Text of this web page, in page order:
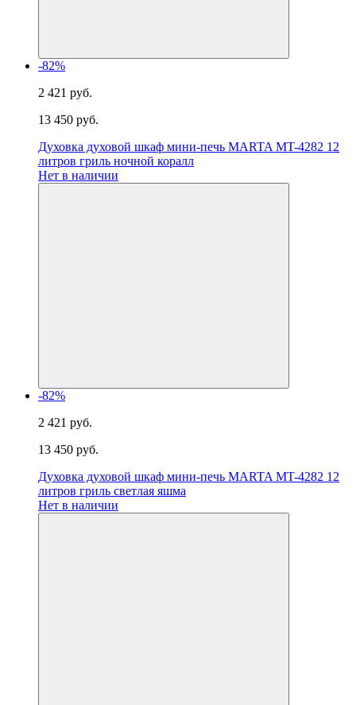
-82%
2 421 руб.
13 450 руб.
Духовка духовой шкаф мини-печь MARTA MT-4282 12
литров гриль ночной коралл
Нет в наличии
-82%
2 421 руб.
13 450 руб.
Духовка духовой шкаф мини-печь MARTA MT-4282 12
литров гриль светлая яшма
Нет в наличии